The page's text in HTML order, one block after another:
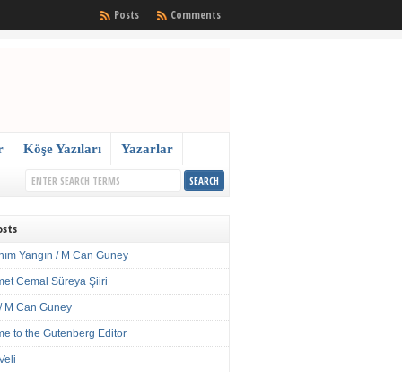
Comments
Posts
Köşe Yazıları Yazarlar
Yangın / M Can Guney
Cemal Süreya Şiiri
M Can Guney
to the Gutenberg Editor